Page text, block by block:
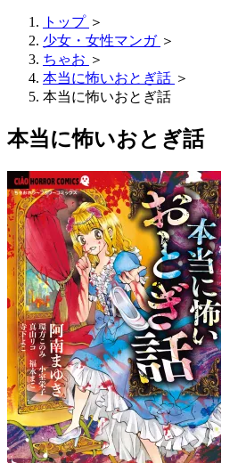
トップ ＞
少女・女性マンガ ＞
ちゃお ＞
本当に怖いおとぎ話 ＞
本当に怖いおとぎ話
本当に怖いおとぎ話